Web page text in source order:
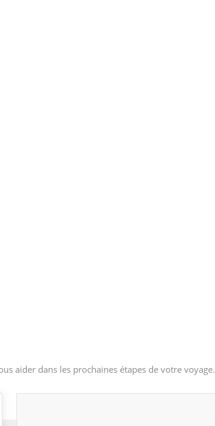
aider dans les prochaines étapes de votre voyage.